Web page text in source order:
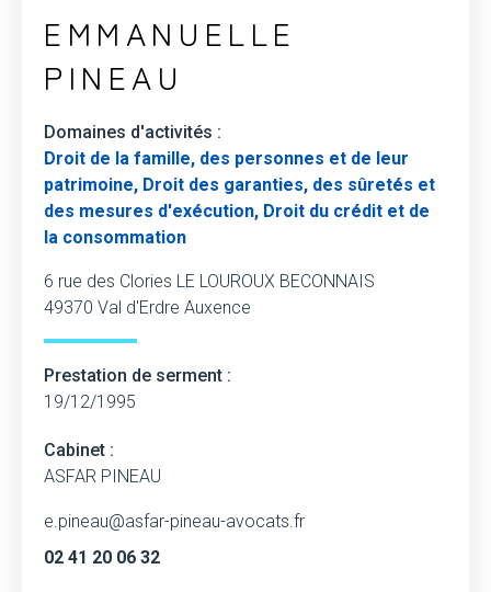
EMMANUELLE
PINEAU
Domaines d'activités :
Droit de la famille, des personnes et de leur
patrimoine, Droit des garanties, des sûretés et
des mesures d'exécution, Droit du crédit et de
la consommation
6 rue des Clories LE LOUROUX BECONNAIS
49370 Val d'Erdre Auxence
Prestation de serment :
19/12/1995
Cabinet :
ASFAR PINEAU
e.pineau@asfar-pineau-avocats.fr
02 41 20 06 32